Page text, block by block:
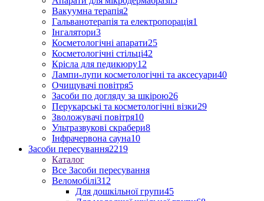
Вакуумна терапія2
Гальванотерапія та електропорація1
Інгалятори3
Косметологічні апарати25
Косметологічні стільці42
Крісла для педикюру12
Лампи-лупи косметологічні та аксесуари40
Очищувачі повітря5
Засоби по догляду за шкірою26
Перукарські та косметологічні візки29
Зволожувачі повітря10
Ультразвукові скрабери8
Інфрачервона сауна10
Засоби пересування2219
Каталог
Все Засоби пересування
Веломобілі312
Для дошкільної групи45